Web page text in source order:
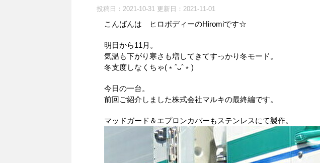
投稿日：2021-10-31 更新日： 2021-11-01
こんばんは ヒロボディーのHiromiです☆
明日から11月。
気温も下がり寒さも増してきてすっかり冬モード。
冬支度しなくちゃ(﹡ˆᴗˆ﹡)
今日の一台。
前回ご紹介しました株式会社マルキの最終編です。
マッドガード＆エプロンカバーもステンレスにて製作。